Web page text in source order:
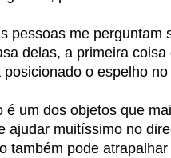
pessoas me perguntam
delas, a primeira
posicionado o espelho
é um dos objetos que
ajudar muitíssimo no
também pode